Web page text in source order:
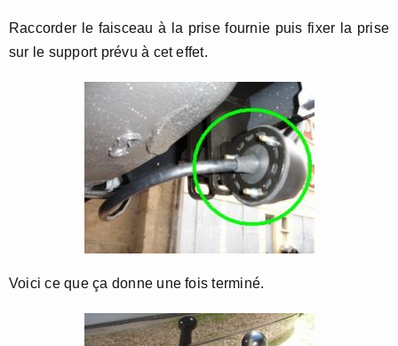
Raccorder le faisceau à la prise fournie puis fixer la prise
sur le support prévu à cet effet.
Voici ce que ça donne une fois terminé.